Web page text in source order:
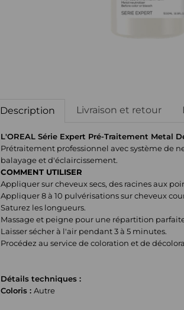
Description Livraison et retour
L'OREAL Série Expert Pré-Traitement Metal
Prétraitement professionnel avec système de
balayage et d'éclaircissement.
COMMENT UTILISER
Appliquer sur cheveux secs, des racines aux
Appliquer 8 à 10 pulvérisations sur cheveux
Saturez les longueurs.
Massage et peigne pour une répartition
Laisser sécher à l'air pendant 3 à 5 minutes.
Procédez au service de coloration et de
Détails techniques :
Coloris :Autre